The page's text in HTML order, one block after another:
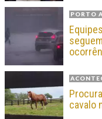
PORTO
cavalo